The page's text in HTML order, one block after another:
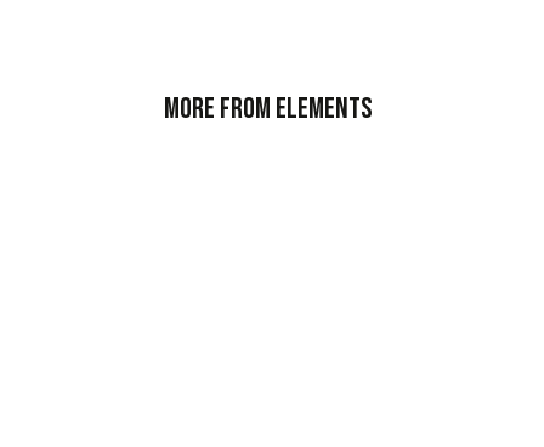
More from Elements